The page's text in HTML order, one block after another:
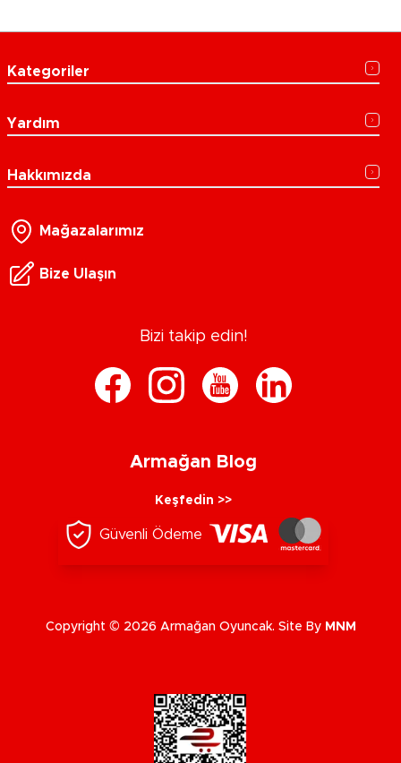
Kategoriler
Yardım
Hakkımızda
Mağazalarımız
Bize Ulaşın
Bizi takip edin!
Armağan Blog
Keşfedin >>
Güvenli Ödeme
Copyright © 2026 Armağan Oyuncak. Site By MNM